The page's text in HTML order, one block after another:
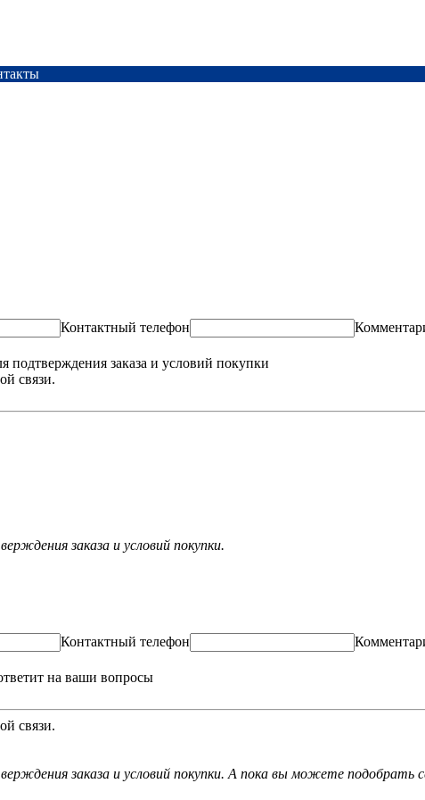
Контактный телефон
подтверждения заказа и условий покупки
связи.
заказа и условий покупки.
Контактный телефон
на ваши вопросы
связи.
заказа и условий покупки. А пока вы можете подобрать